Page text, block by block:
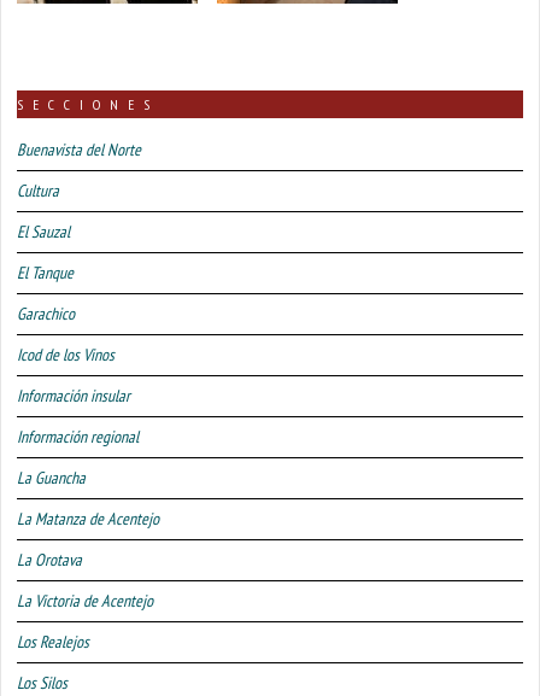
SECCIONES
Buenavista del Norte
Cultura
El Sauzal
El Tanque
Garachico
Icod de los Vinos
Información insular
Información regional
La Guancha
La Matanza de Acentejo
La Orotava
La Victoria de Acentejo
Los Realejos
Los Silos